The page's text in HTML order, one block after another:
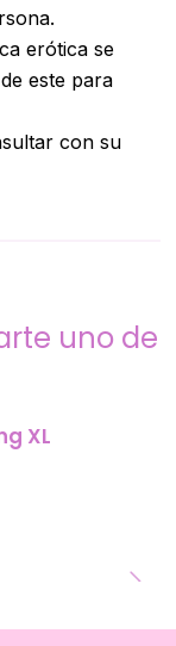
erótica se
este para
con su
uno de
XL